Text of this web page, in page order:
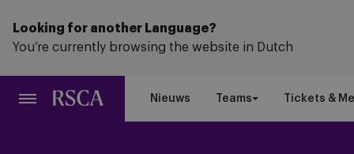
naar
hoofdinhoud
Looking for another Language?
You’re currently browsing the website in Dutch
Nieuws Teams Tickets &